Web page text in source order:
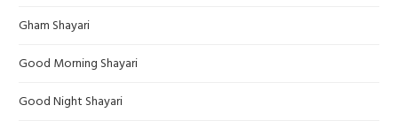
Gham Shayari
Good Morning Shayari
Good Night Shayari